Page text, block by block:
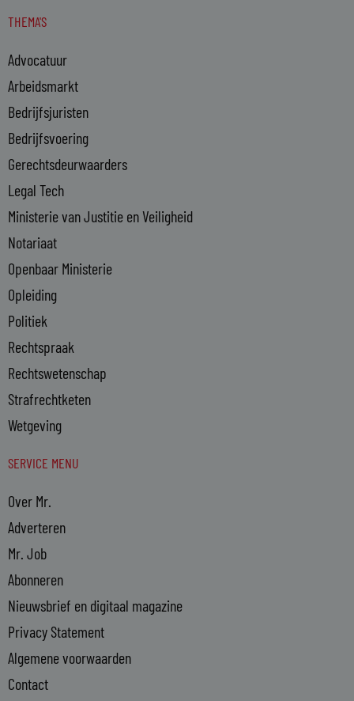
k
d
i
n
-
i
n
THEMA'S
Advocatuur
Arbeidsmarkt
Bedrijfsjuristen
Bedrijfsvoering
Gerechtsdeurwaarders
Legal Tech
Ministerie van Justitie en Veiligheid
Notariaat
Openbaar Ministerie
Opleiding
Politiek
Rechtspraak
Rechtswetenschap
Strafrechtketen
Wetgeving
SERVICE MENU
Over Mr.
Adverteren
Mr. Job
Abonneren
Nieuwsbrief en digitaal magazine
Privacy Statement
Algemene voorwaarden
Contact